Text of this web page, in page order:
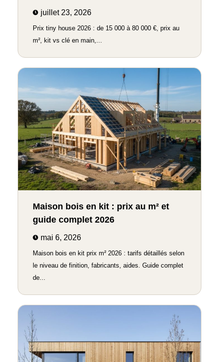
juillet 23, 2026
Prix tiny house 2026 : de 15 000 à 80 000 €, prix au
m², kit vs clé en main,...
Maison bois en kit : prix au m² et
guide complet 2026
mai 6, 2026
Maison bois en kit prix m² 2026 : tarifs détaillés selon
le niveau de finition, fabricants, aides. Guide complet
de...